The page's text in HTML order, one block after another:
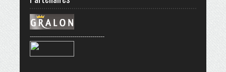
-------------------------------------